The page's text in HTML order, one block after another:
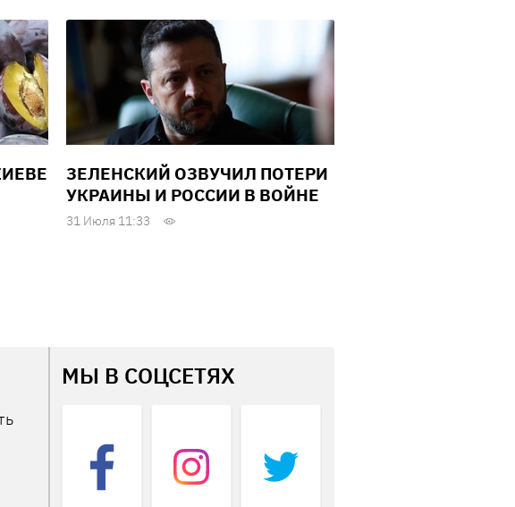
ЗЕЛЕНСКИЙ ОЗВУЧИЛ ПОТЕРИ
УКРАИНЫ И РОССИИ В ВОЙНЕ
31 Июля 11:33
МЫ В СОЦСЕТЯХ